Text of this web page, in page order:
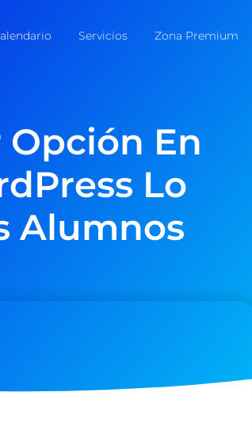
Servicios Zona Premium
Opción En
Lo
Alumnos